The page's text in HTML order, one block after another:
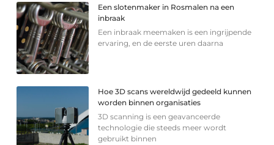
Een slotenmaker in Rosmalen na een
inbraak
Een inbraak meemaken is een ingrijpende
ervaring, en de eerste uren daarna
Hoe 3D scans wereldwijd gedeeld kunnen
worden binnen organisaties
3D scanning is een geavanceerde
technologie die steeds meer wordt
gebruikt binnen